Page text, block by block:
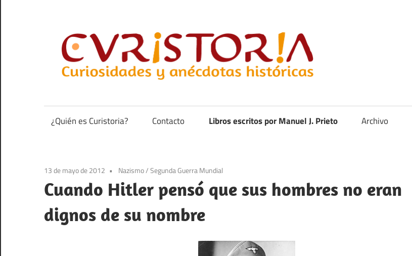
contenido
anécdotas
de
¿Quién es Curistoria? Contacto Libros escritos por Manuel J. Prieto Archivo
13 de mayo de 2012 Nazismo/Segunda Guerra Mundial
Cuando Hitler pensó que sus hombres no eran
dignos de su nombre